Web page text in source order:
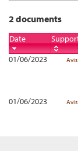
2 documents
Date
01/06/2023
Avis
01/06/2023
Avis